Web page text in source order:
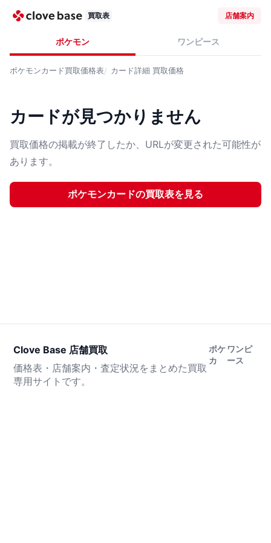
買取表 店舗案内
ポケモン ワンピース
ポケモンカード買取価格表 カード詳細 買取価格
カードが見つかりません
買取価格の掲載が終了したか、URLが変更された可能性が
あります。
ポケモンカードの買取表を見る
Clove Base 店舗買取
価格表・店舗案内・査定状況をまとめた買取
専用サイトです。
ポケ
カ
ワンピ
ース